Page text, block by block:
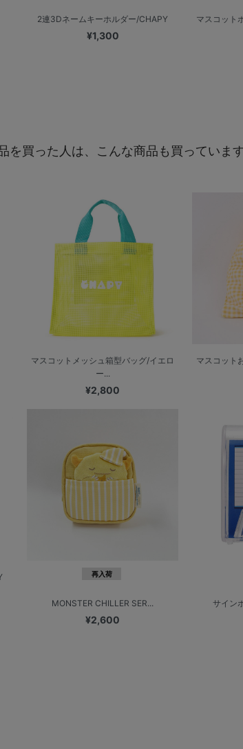
2連3Dネームキーホルダー/CHAPY
¥1,300
マスコット
を買った人は、こんな商品も買っていま
マスコットメッシュ箱型バッグ/イエロ
ー...
¥2,800
マスコット
再入荷
MONSTER CHILLER SER...
¥2,600
サイン